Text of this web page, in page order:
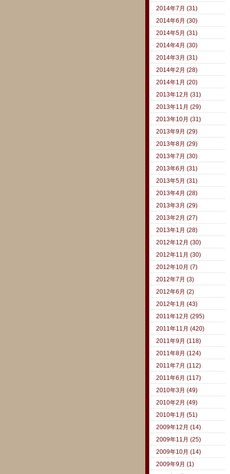
2014年7月 (31)
2014年6月 (30)
2014年5月 (31)
2014年4月 (30)
2014年3月 (31)
2014年2月 (28)
2014年1月 (20)
2013年12月 (31)
2013年11月 (29)
2013年10月 (31)
2013年9月 (29)
2013年8月 (29)
2013年7月 (30)
2013年6月 (31)
2013年5月 (31)
2013年4月 (28)
2013年3月 (29)
2013年2月 (27)
2013年1月 (28)
2012年12月 (30)
2012年11月 (30)
2012年10月 (7)
2012年7月 (3)
2012年6月 (2)
2012年1月 (43)
2011年12月 (295)
2011年11月 (420)
2011年9月 (118)
2011年8月 (124)
2011年7月 (112)
2011年6月 (117)
2010年3月 (49)
2010年2月 (49)
2010年1月 (51)
2009年12月 (14)
2009年11月 (25)
2009年10月 (14)
2009年9月 (1)